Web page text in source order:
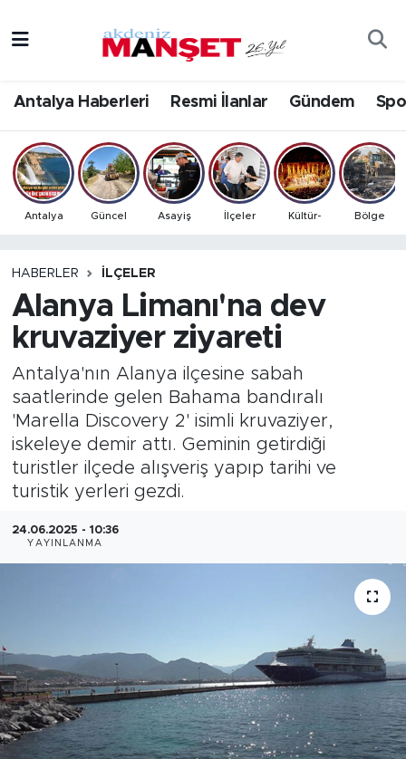
Antalya Haberleri Resmi İlanlar Gündem
Antalya Güncel Asayiş İlçeler Kültür- Bölge
HABERLER İLÇELER
Alanya Limanı'na dev
kruvaziyer ziyareti
Antalya'nın Alanya ilçesine sabah
saatlerinde gelen Bahama bandıralı
'Marella Discovery 2' isimli kruvaziyer,
iskeleye demir attı. Geminin getirdiği
turistler ilçede alışveriş yapıp tarihi ve
turistik yerleri gezdi.
24.06.2025 - 10:36
YAYINLANMA
Bilim & Teknoloji
Eğitim
Ekonomi
Gündem
İlçeler
Kültür- Sanat
Magazin
Özel Haber
Politika
Spor
Turizm
Antalya Hava Durumu
Antalya Namaz Vakitleri
Antalya Trafik Yoğunluk Haritası
Tüm Manşetler
Son Dakika Haberleri
Haber Arşivi